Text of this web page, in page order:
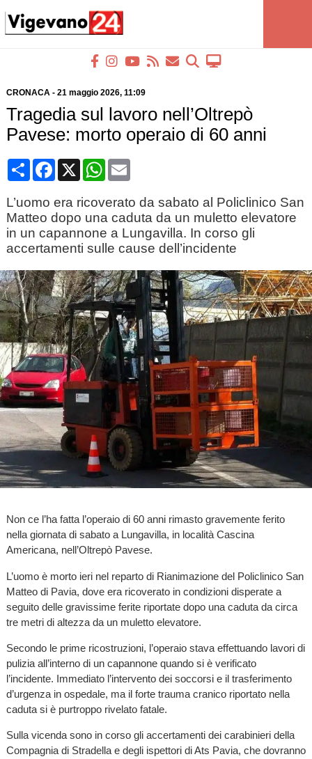
CRONACA- 21 maggio 2026, 11:09
Tragedia sul lavoro nell’Oltrepò
Pavese: morto operaio di 60 anni
CondividiFacebook
X WhatsApp
Email
L’uomo era ricoverato da sabato al Policlinico San
Matteo dopo una caduta da un muletto elevatore
in un capannone a Lungavilla. In corso gli
accertamenti sulle cause dell’incidente
Non ce l’ha fatta l’operaio di 60 anni rimasto gravemente ferito
nella giornata di sabato a Lungavilla, in località Cascina
Americana, nell’Oltrepò Pavese.
L’uomo è morto ieri nel reparto di Rianimazione del Policlinico San
Matteo di Pavia, dove era ricoverato in condizioni disperate a
seguito delle gravissime ferite riportate dopo una caduta da circa
tre metri di altezza da un muletto elevatore.
Secondo le prime ricostruzioni, l’operaio stava effettuando lavori di
pulizia all’interno di un capannone quando si è verificato
l’incidente. Immediato l’intervento dei soccorsi e il trasferimento
d’urgenza in ospedale, ma il forte trauma cranico riportato nella
caduta si è purtroppo rivelato fatale.
Sulla vicenda sono in corso gli accertamenti dei carabinieri della
Compagnia di Stradella e degli ispettori di Ats Pavia, che dovranno